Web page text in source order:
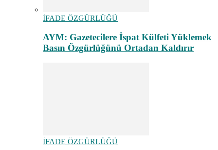
İFADE ÖZGÜRLÜĞÜ
AYM: Gazetecilere İspat Külfeti Yüklemek
Basın Özgürlüğünü Ortadan Kaldırır
İFADE ÖZGÜRLÜĞÜ